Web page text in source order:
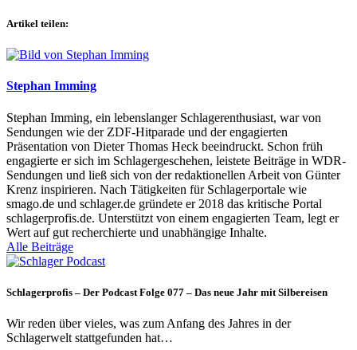
Artikel teilen:
Stephan Imming
Stephan Imming, ein lebenslanger Schlagerenthusiast, war von
Sendungen wie der ZDF-Hitparade und der engagierten
Präsentation von Dieter Thomas Heck beeindruckt. Schon früh
engagierte er sich im Schlagergeschehen, leistete Beiträge in WDR-
Sendungen und ließ sich von der redaktionellen Arbeit von Günter
Krenz inspirieren. Nach Tätigkeiten für Schlagerportale wie
smago.de und schlager.de gründete er 2018 das kritische Portal
schlagerprofis.de. Unterstützt von einem engagierten Team, legt er
Wert auf gut recherchierte und unabhängige Inhalte.
Alle Beiträge
Schlagerprofis – Der Podcast Folge 077 – Das neue Jahr mit Silbereisen
Wir reden über vieles, was zum Anfang des Jahres in der
Schlagerwelt stattgefunden hat…